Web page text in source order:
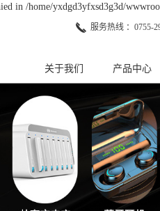
in /home/yxdgd3yfxsd3g3d/
服务热线 ：0755-
关于我们
公司简介
组织架构
资质荣誉
产品中心
单针系列
单排POGO PIN连
双排POGO PIN连
大电流顶针
铜柱螺母